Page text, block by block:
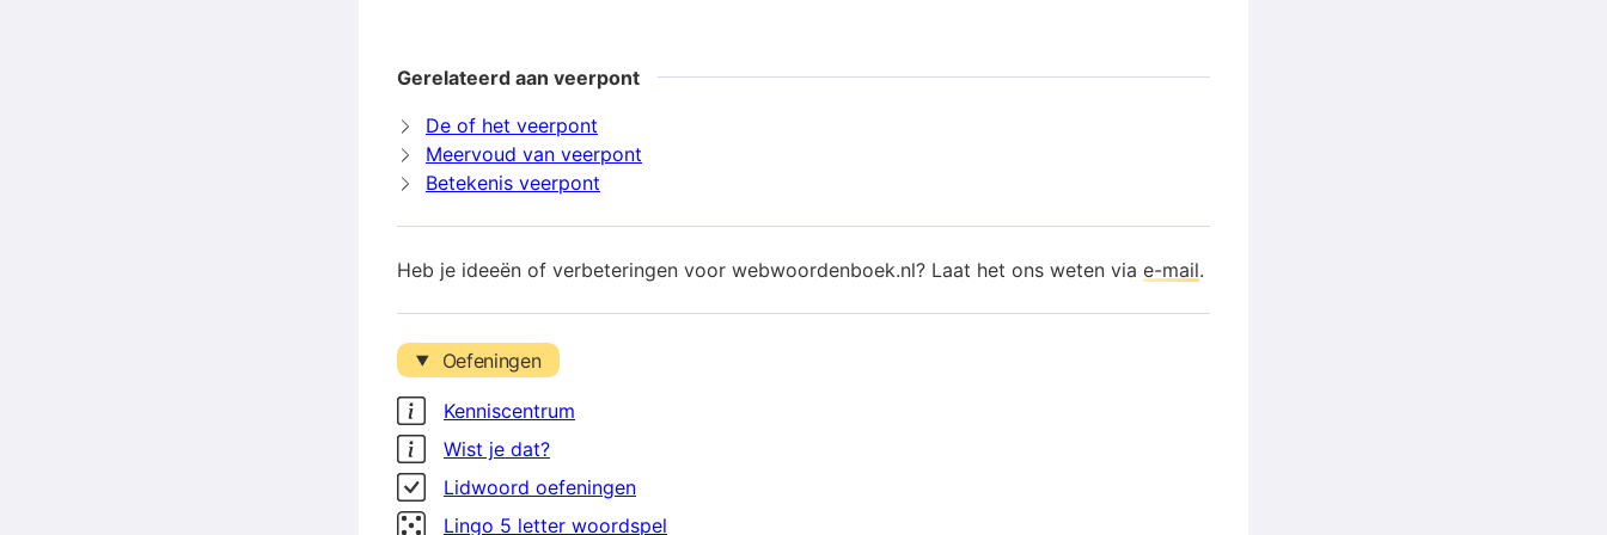
Gerelateerd aan veerpont
De of het veerpont
Meervoud van veerpont
Betekenis veerpont
Heb je ideeën of verbeteringen voor webwoordenboek.nl? Laat het ons weten via e-mail.
Oefeningen
Kenniscentrum
Wist je dat?
Lidwoord oefeningen
Lingo 5 letter woordspel